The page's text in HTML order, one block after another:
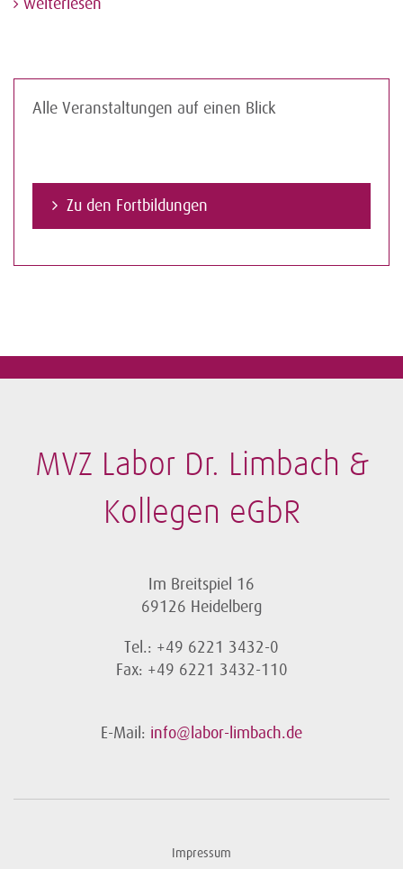
weiterlesen
Alle Veranstaltungen auf einen Blick
Zu den Fortbildungen
MVZ Labor Dr. Limbach &
Kollegen eGbR
Im Breitspiel 16
69126 Heidelberg
Tel.: +49 6221 3432-0
Fax: +49 6221 3432-110
E-Mail: info@labor-limbach.de
Impressum